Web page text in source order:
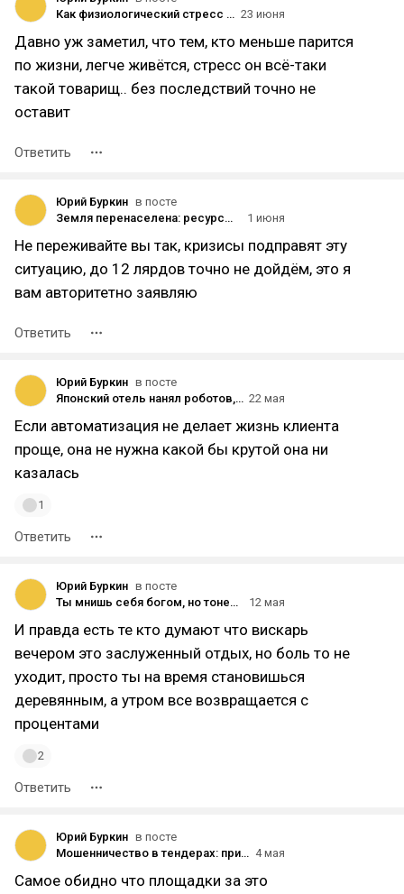
Как физиологический стресс влияет на прогрессию опухолей 23 июня
Давно уж заметил, что тем, кто меньше парится
по жизни, легче живётся, стресс он всё-таки
такой товарищ.. без последствий точно не
оставит
Ответить
Юрий Буркин в посте
Земля перенаселена: ресурсы для будущих поколений под угрозой
1 июня
Не переживайте вы так, кризисы подправят эту
ситуацию, до 12 лярдов точно не дойдём, это я
вам авторитетно заявляю
Ответить
Юрий Буркин в посте
Японский отель нанял роботов, а потом уволил 22 мая
Если автоматизация не делает жизнь клиента
проще, она не нужна какой бы крутой она ни
казалась
1
Ответить
Юрий Буркин в посте
Ты мнишь себя богом, но тонешь в фенибуте и алкоголе: честный разбор тревоги, которую вы заливаете
12 мая
И правда есть те кто думают что вискарь
вечером это заслуженный отдых, но боль то не
уходит, просто ты на время становишься
деревянным, а утром все возвращается с
процентами
2
Ответить
Юрий Буркин в посте
Мошенничество в тендерах: признаки, которые стоит учитывать поставщикам 4 мая
Самое обидно что площадки за это